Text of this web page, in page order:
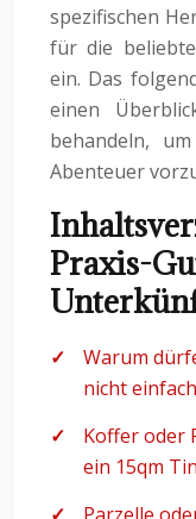
spezifischen
für die
ein. Das
einen
behandeln,
Abenteuer
Praxis-
Warum
nicht
Koffer oder
ein 15qm